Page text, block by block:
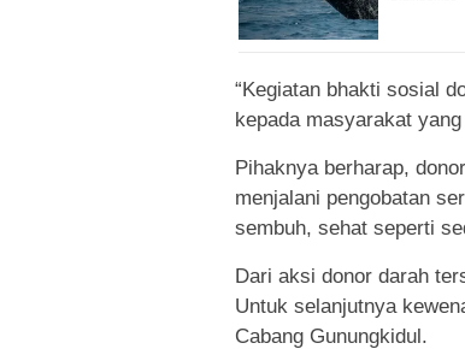
“Kegiatan bhakti sosial
kepada masyarakat
Pihaknya berharap,
menjalani pengobatan
sembuh, sehat seperti
Dari aksi donor darah
Untuk selanjutnya
Cabang Gunungkidul.